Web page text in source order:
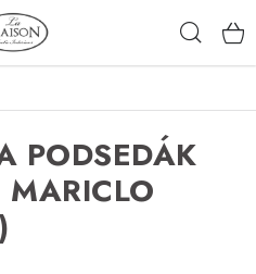
PODSEDÁK